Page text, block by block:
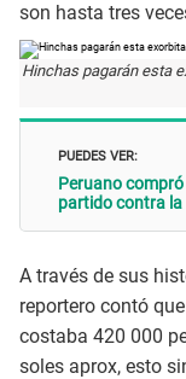
son hasta tres
Hinchas pagarán esta
PUEDES VER:
Peruano
partido contra la
A través de sus
reportero contó
costaba 420 000
soles aprox, esto